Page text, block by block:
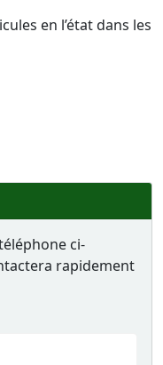
en l’état dans les
ci-
rapidement